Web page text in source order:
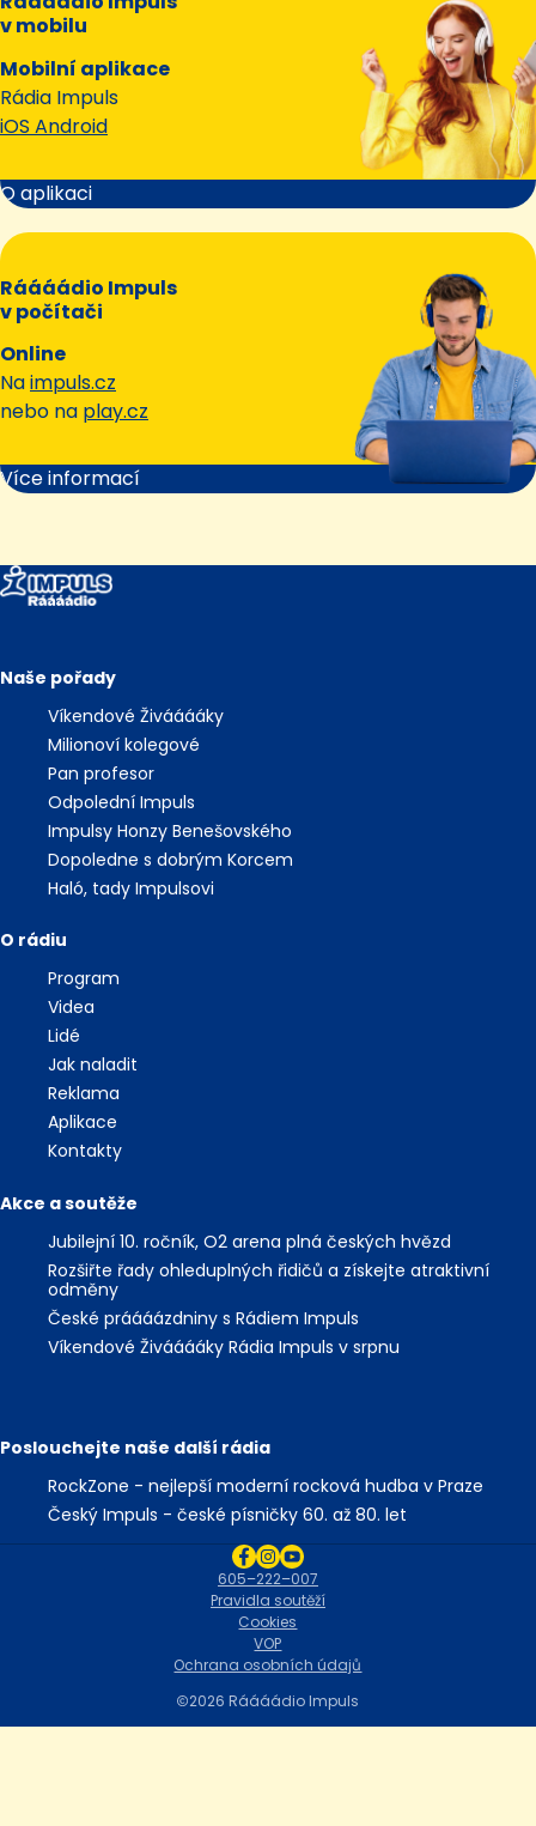
v mobilu
Mobilní aplikace
Rádia Impuls
iOS Android
O aplikaci
Ráááádio Impuls
v počítači
Online
Naimpuls.cz
nebo na play.cz
Více informací
Naše pořady
Víkendové Živááááky
Milionoví kolegové
Pan profesor
Odpolední Impuls
Impulsy Honzy Benešovského
Dopoledne s dobrým Korcem
Haló, tady Impulsovi
O rádiu
Program
Videa
Lidé
Jak naladit
Reklama
Aplikace
Kontakty
Akce a soutěže
Jubilejní 10. ročník, O2 arena plná českých hvězd
Rozšiřte řady ohleduplných řidičů a získejte atraktivní
odměny
České práááázdniny s Rádiem Impuls
Víkendové Živááááky Rádia Impuls v srpnu
Poslouchejte naše další rádia
RockZone - nejlepší moderní rocková hudba v Praze
Český Impuls - české písničky 60. až 80. let
2026 Ráááádio Impuls
Ochrana osobních údajů
VOP
Cookies
Pravidla soutěží
605–222–007